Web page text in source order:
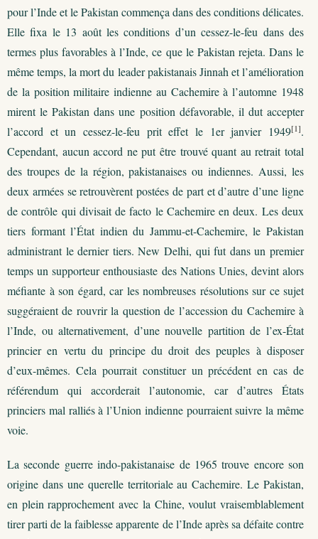
pour l’Inde et le Pakistan commença dans des conditions délicates.
Elle fixa le 13 août les conditions d’un cessez-le-feu dans des
termes plus favorables à l’Inde, ce que le Pakistan rejeta. Dans le
même temps, la mort du leader pakistanais Jinnah et l’amélioration
de la position militaire indienne au Cachemire à l’automne 1948
mirent le Pakistan dans une position défavorable, il dut accepter
l’accord et un cessez-le-feu prit effet le 1er janvier 1949[1].
Cependant, aucun accord ne put être trouvé quant au retrait total
des troupes de la région, pakistanaises ou indiennes. Aussi, les
deux armées se retrouvèrent postées de part et d’autre d’une ligne
de contrôle qui divisait de facto le Cachemire en deux. Les deux
tiers formant l’État indien du Jammu-et-Cachemire, le Pakistan
administrant le dernier tiers. New Delhi, qui fut dans un premier
temps un supporteur enthousiaste des Nations Unies, devint alors
méfiante à son égard, car les nombreuses résolutions sur ce sujet
suggéraient de rouvrir la question de l’accession du Cachemire à
l’Inde, ou alternativement, d’une nouvelle partition de l’ex-État
princier en vertu du principe du droit des peuples à disposer
d’eux-mêmes. Cela pourrait constituer un précédent en cas de
référendum qui accorderait l’autonomie, car d’autres États
princiers mal ralliés à l’Union indienne pourraient suivre la même
voie.
La seconde guerre indo-pakistanaise de 1965 trouve encore son
origine dans une querelle territoriale au Cachemire. Le Pakistan,
en plein rapprochement avec la Chine, voulut vraisemblablement
tirer parti de la faiblesse apparente de l’Inde après sa défaite contre